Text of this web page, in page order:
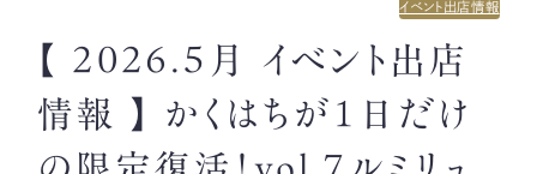
INSTAGRAM 安曇野から日々発信中！
イベント出店情報
【 2026.5月 イベント出店
情報 】 かくはちが1日だけ